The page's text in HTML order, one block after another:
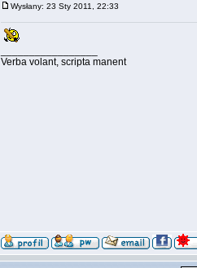
Wysłany: 23 Sty 2011, 22:33
Verba volant, scripta manent